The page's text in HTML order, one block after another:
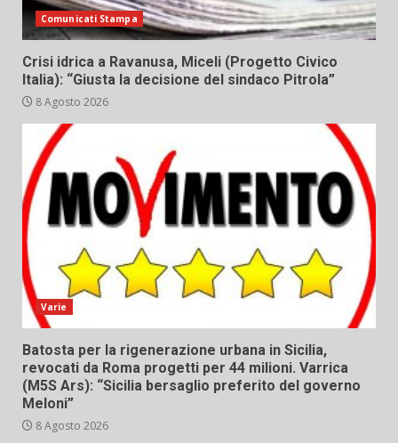
Comunicati Stampa
Crisi idrica a Ravanusa, Miceli (Progetto Civico
Italia): “Giusta la decisione del sindaco Pitrola”
8 Agosto 2026
Varie
Batosta per la rigenerazione urbana in Sicilia,
revocati da Roma progetti per 44 milioni. Varrica
(M5S Ars): “Sicilia bersaglio preferito del governo
Meloni”
8 Agosto 2026